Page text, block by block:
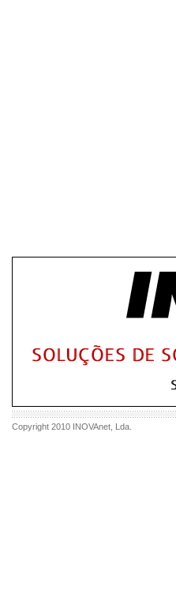
Copyright 2010 INOVAnet , Lda.